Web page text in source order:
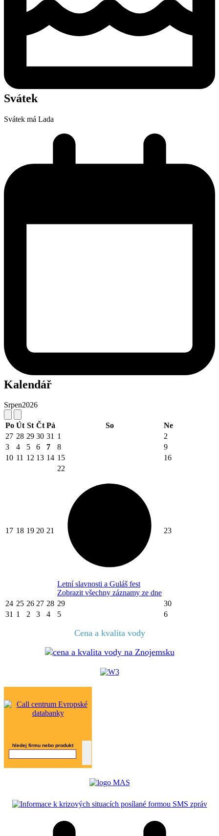
Svátek
Svátek má Lada
Kalendář
Srpen2026
Po Út St Čt Pá So
Ne
27 28 29 30 31 1
2
3
4 5 6 7 8
9
10 11 12 13 14 15 16
17 18 19 20 21
22
Letní slavnosti a Guláš fest
Zobrazit všechny záznamy ze dne
23
24 25 26 27 28 29
30
31 1 2 3 4 5 6
Cena a kvalita vody
hledej firmu nebo produkt